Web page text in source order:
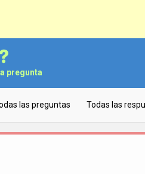
pregunta
las preguntas Todas las